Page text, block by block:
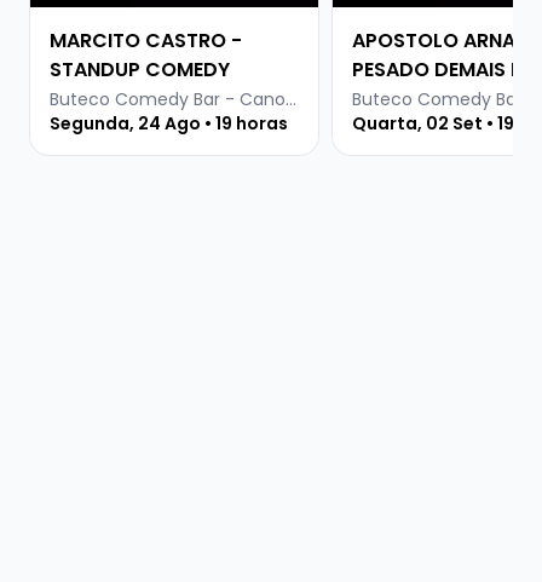
MARCITO CASTRO -
STANDUP COMEDY
Buteco Comedy Bar - Canoas
Segunda, 24 Ago • 19 horas
APOSTOLO
PESADO DEMAIS
INTERNET
Quarta, 02 Set • 19